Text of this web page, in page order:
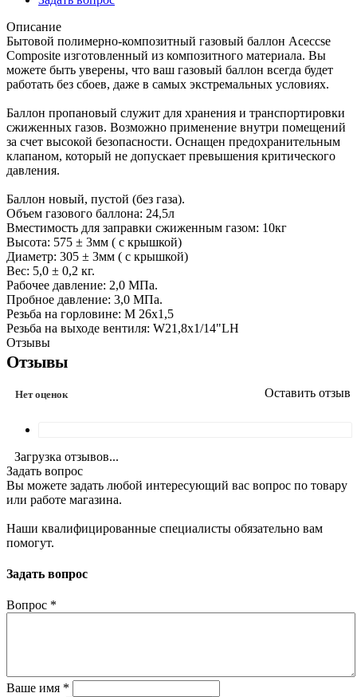
Описание
Бытовой полимерно-композитный газовый баллон Aceccse
Composite изготовленный из композитного материала. Вы
можете быть уверены, что ваш газовый баллон всегда будет
работать без сбоев, даже в самых экстремальных условиях.
Баллон пропановый служит для хранения и транспортировки
сжиженных газов. Возможно применение внутри помещений
за счет высокой безопасности. Оснащен предохранительным
клапаном, который не допускает превышения критического
давления.
Баллон новый, пустой (без газа).
Объем газового баллона: 24,5л
Вместимость для заправки сжиженным газом: 10кг
Высота: 575 ± 3мм ( с крышкой)
Диаметр: 305 ± 3мм ( с крышкой)
Вес: 5,0 ± 0,2 кг.
Рабочее давление: 2,0 МПа.
Пробное давление: 3,0 МПа.
Резьба на горловине: М 26х1,5
Резьба на выходе вентиля: W21,8х1/14"LH
Отзывы
Отзывы
Нет оценок Оставить отзыв
Загрузка отзывов...
Задать вопрос
Вы можете задать любой интересующий вас вопрос по товару
или работе магазина.
Наши квалифицированные специалисты обязательно вам
помогут.
Задать вопрос
Вопрос *
Ваше имя *